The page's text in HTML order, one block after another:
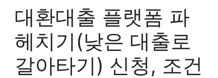
대환대출 플랫폼 파
헤치기(낮은 대출로
갈아타기) 신청, 조건